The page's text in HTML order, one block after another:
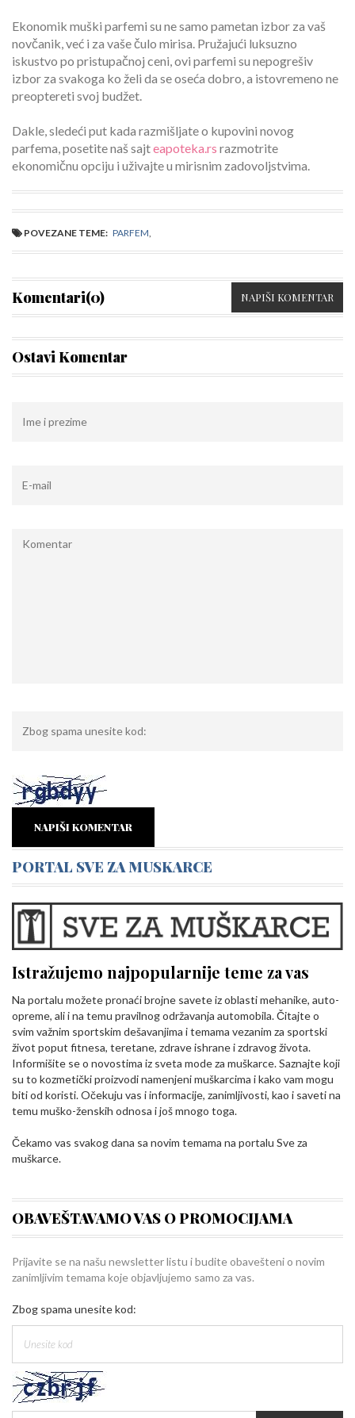
Ekonomik muški parfemi su ne samo pametan izbor za vaš
novčanik, već i za vaše čulo mirisa. Pružajući luksuzno
iskustvo po pristupačnoj ceni, ovi parfemi su nepogrešiv
izbor za svakoga ko želi da se oseća dobro, a istovremeno ne
preoptereti svoj budžet.
Dakle, sledeći put kada razmišljate o kupovini novog
parfema, posetite naš sajteapoteka.rs razmotrite
ekonomičnu opciju i uživajte u mirisnim zadovoljstvima.
POVEZANE TEME: PARFEM
Komentari(0) NAPIŠI KOMENTAR
Ostavi Komentar
NAPIŠI KOMENTAR
PORTAL SVE ZA MUSKARCE
Istražujemo najpopularnije teme za vas
Na portalu možete pronaći brojne savete iz oblasti mehanike, auto-
opreme, ali i na temu pravilnog održavanja automobila. Čitajte o
svim važnim sportskim dešavanjima i temama vezanim za sportski
život poput fitnesa, teretane, zdrave ishrane i zdravog života.
Informišite se o novostima iz sveta mode za muškarce. Saznajte koji
su to kozmetički proizvodi namenjeni muškarcima i kako vam mogu
biti od koristi. Očekuju vas i informacije, zanimljivosti, kao i saveti na
temu muško-ženskih odnosa i još mnogo toga.
Čekamo vas svakog dana sa novim temama na portalu Sve za
muškarce.
OBAVEŠTAVAMO VAS O PROMOCIJAMA
Prijavite se na našu newsletter listu i budite obavešteni o novim
zanimljivim temama koje objavljujemo samo za vas.
Zbog spama unesite kod: